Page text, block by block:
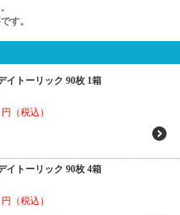
す。
イトーリック 90枚 1箱
円（税込）
イトーリック 90枚 4箱
円（税込）